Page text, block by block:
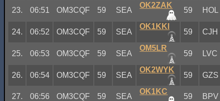
23. 06:51 OM3CQF 59 SEA
OK2ZAK
59 HOL
24. 06:52 OM3CQF 59 SEA
OK1KKI
59 CJH
25. 06:53 OM3CQF 59 SEA
OM5LR
59 LVC
26. 06:54 OM3CQF 59 SEA
OK2WYK
59 GZS
27. 06:56 OM3CQF 59 SEA
OK1KC
59 BPV